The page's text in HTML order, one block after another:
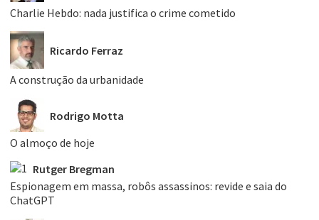
Charlie Hebdo: nada justifica o crime cometido
Ricardo Ferraz
A construção da urbanidade
Rodrigo Motta
O almoço de hoje
Rutger Bregman
Espionagem em massa, robôs assassinos: revide e saia do
ChatGPT